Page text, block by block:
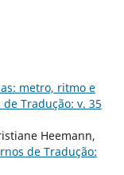
metro, ritmo e
de Tradução: v. 35
Heemann,
de Tradução: